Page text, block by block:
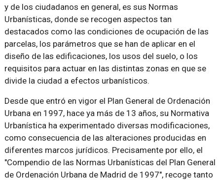
y de los ciudadanos en general, es sus Normas
Urbanísticas, donde se recogen aspectos tan
destacados como las condiciones de ocupación de las
parcelas, los parámetros que se han de aplicar en el
diseño de las edificaciones, los usos del suelo, o los
requisitos para actuar en las distintas zonas en que se
divide la ciudad a efectos urbanísticos.
Desde que entró en vigor el Plan General de Ordenación
Urbana en 1997, hace ya más de 13 años, su Normativa
Urbanística ha experimentado diversas modificaciones,
como consecuencia de las alteraciones producidas en
diferentes marcos jurídicos. Precisamente por ello, el
"Compendio de las Normas Urbanísticas del Plan General
de Ordenación Urbana de Madrid de 1997", recoge tanto